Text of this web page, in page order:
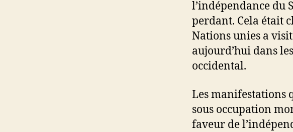
l’indépendance du
perdant. Cela était
Nations unies a
aujourd’hui dans
occidental.
Les manifestations
sous occupation
faveur de